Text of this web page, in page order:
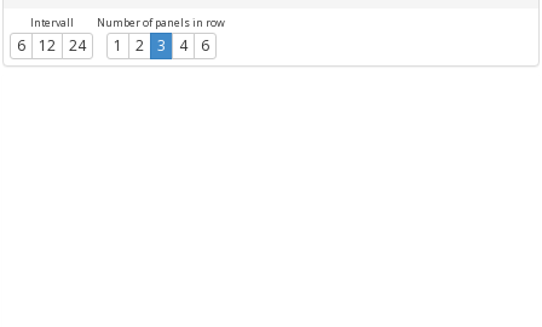
Intervall
6 12 24
Number of panels in row
1 2 3 4 6